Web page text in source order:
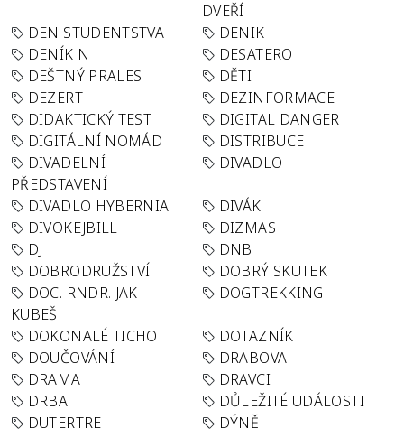
DVEŘÍ
DEN STUDENTSTVA
DENIK
DENÍK N
DESATERO
DEŠTNÝ PRALES
DĚTI
DEZERT
DEZINFORMACE
DIDAKTICKÝ TEST
DIGITAL DANGER
DIGITÁLNÍ NOMÁD
DISTRIBUCE
DIVADELNÍ
PŘEDSTAVENÍ
DIVADLO
DIVADLO HYBERNIA
DIVÁK
DIVOKEJBILL
DIZMAS
DJ
DNB
DOBRODRUŽSTVÍ
DOBRÝ SKUTEK
DOC. RNDR. JAK
KUBEŠ
DOGTREKKING
DOKONALÉ TICHO
DOTAZNÍK
DOUČOVÁNÍ
DRABOVA
DRAMA
DRAVCI
DRBA
DŮLEŽITÉ UDÁLOSTI
DUTERTRE
DÝNĚ